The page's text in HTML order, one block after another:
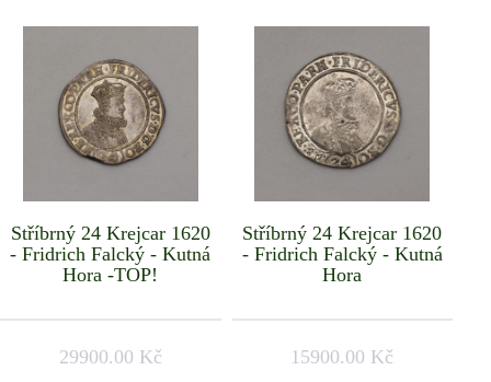
Stříbrný 24 Krejcar 1620
- Fridrich Falcký - Kutná
Hora -TOP!
29900.00 Kč
Stříbrný 24 Krejcar 1620
- Fridrich Falcký - Kutná
Hora
15900.00 Kč